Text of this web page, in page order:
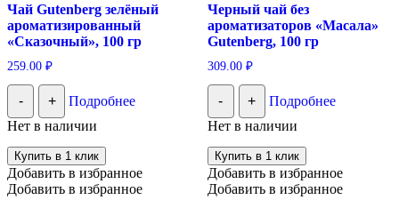
Чай Gutenberg зелёный
ароматизированный
«Сказочный», 100 гр
259.00 ₽
- +
Подробнее
Нет в наличии
Купить в 1 клик
Добавить в избранное
Добавить в избранное
Черный чай без
ароматизаторов «Масала»
Gutenberg, 100 гр
309.00 ₽
- +
Подробнее
Нет в наличии
Купить в 1 клик
Добавить в избранное
Добавить в избранное